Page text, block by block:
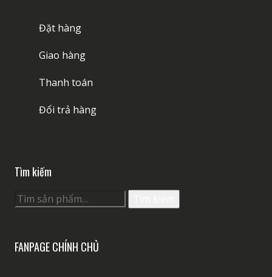
Đặt hàng
Giao hàng
Thanh toán
Đổi trả hàng
Tìm kiếm
Tìm
kiếm:
FANPAGE CHÍNH CHỦ